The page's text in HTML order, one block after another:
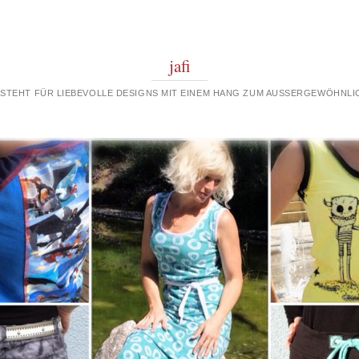
jafi
FÜR LIEBEVOLLE DESIGNS MIT EINEM HANG ZUM